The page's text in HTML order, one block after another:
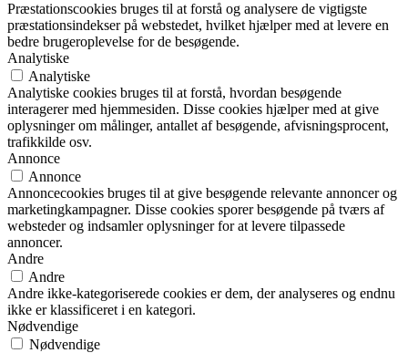
Præstationscookies bruges til at forstå og analysere de vigtigste
præstationsindekser på webstedet, hvilket hjælper med at levere en
bedre brugeroplevelse for de besøgende.
Analytiske
Analytiske
Analytiske cookies bruges til at forstå, hvordan besøgende
interagerer med hjemmesiden. Disse cookies hjælper med at give
oplysninger om målinger, antallet af besøgende, afvisningsprocent,
trafikkilde osv.
Annonce
Annonce
Annoncecookies bruges til at give besøgende relevante annoncer og
marketingkampagner. Disse cookies sporer besøgende på tværs af
websteder og indsamler oplysninger for at levere tilpassede
annoncer.
Andre
Andre
Andre ikke-kategoriserede cookies er dem, der analyseres og endnu
ikke er klassificeret i en kategori.
Nødvendige
Nødvendige